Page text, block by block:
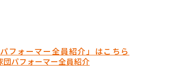
ォーマー全員紹介」はこちら
団パフォーマー全員紹介